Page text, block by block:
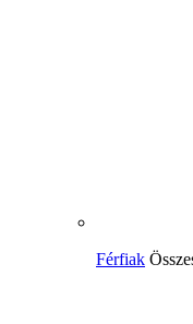
Férfiak